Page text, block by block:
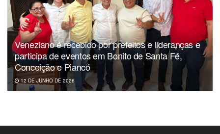
Veneziano é recebido por prefeitos e lideranças e
participa de eventos em Bonito de Santa Fé,
Conceição e Piancó
12 DE JUNHO DE 2026